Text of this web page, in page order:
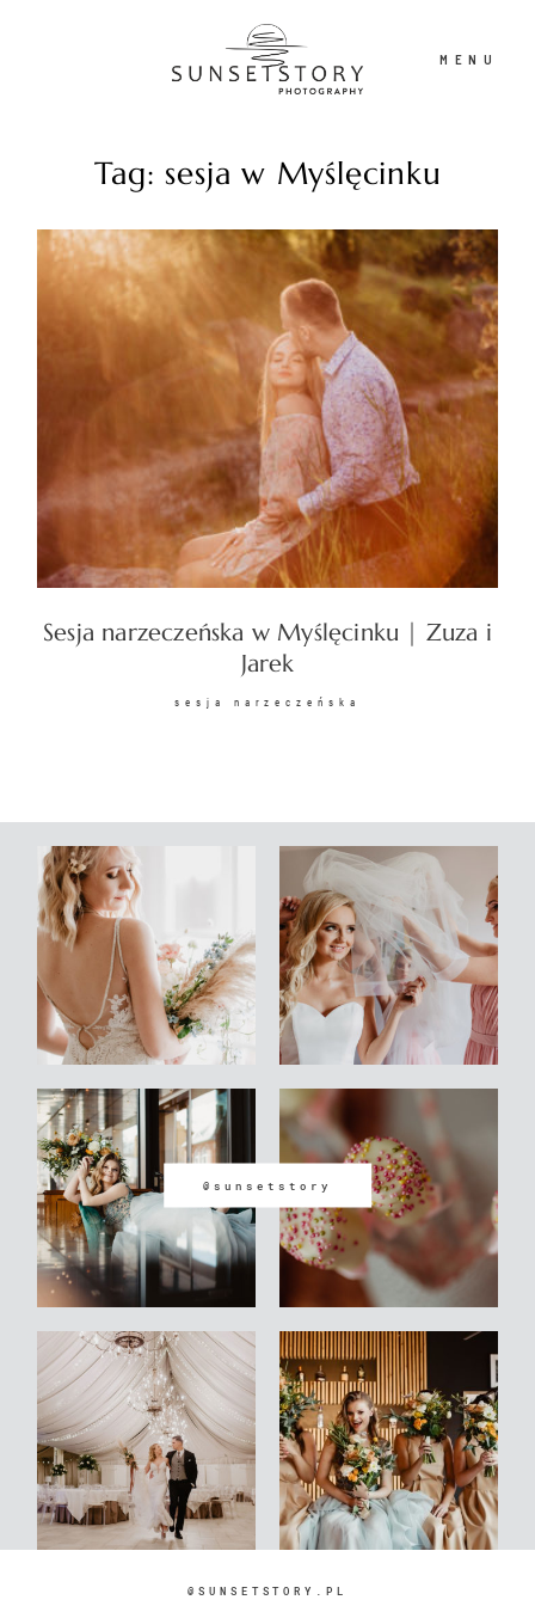
MENU
Tag: sesja w Myślęcinku
Sesja narzeczeńska w Myślęcinku | Zuza i
Jarek
sesja narzeczeńska
PORTFOLIO
OFERTA
CONTENT CREATOR
O NAS
KONTAKT
@sunsetstory
@SUNSETSTORY.PL